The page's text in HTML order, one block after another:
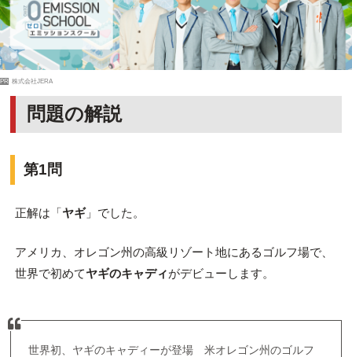
PR 株式会社JERA
問題の解説
第1問
正解は「ヤギ」でした。
アメリカ、オレゴン州の高級リゾート地にあるゴルフ場で、
世界で初めてヤギのキャディがデビューします。
世界初、ヤギのキャディーが登場 米オレゴン州のゴルフ